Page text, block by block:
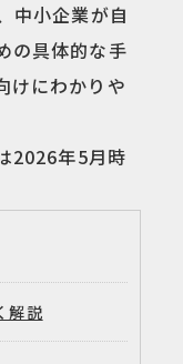
中小企業が自
の具体的な手
けにわかりや
2026年5月時
解説